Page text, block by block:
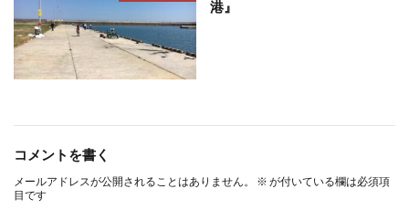
港』
コメントを書く
メールアドレスが公開されることはありません。 ※ が付いている欄は必須項
目です